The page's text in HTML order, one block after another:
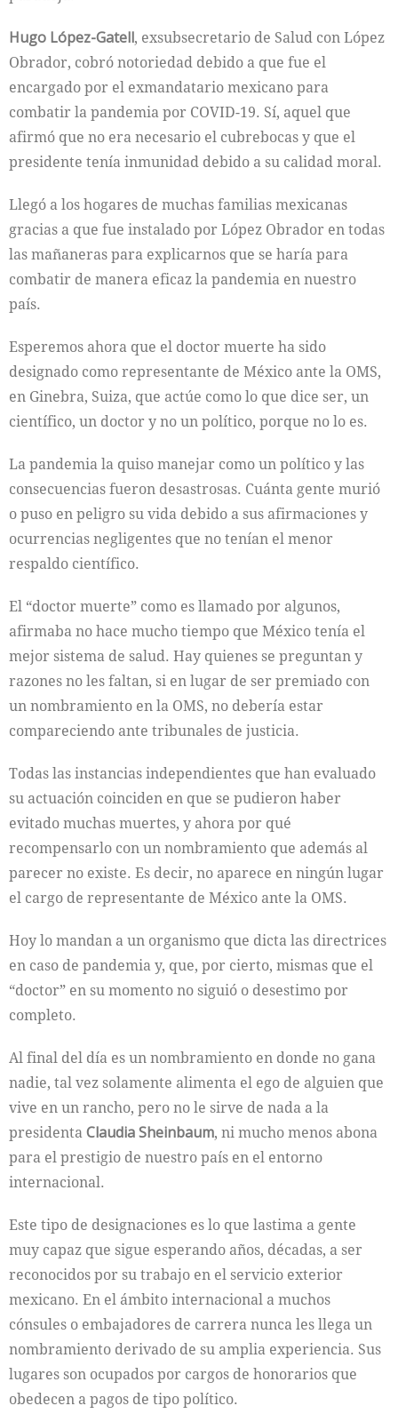
Hugo López-Gatell, exsubsecretario de Salud con López
Obrador, cobró notoriedad debido a que fue el
encargado por el exmandatario mexicano para
combatir la pandemia por COVID-19. Sí, aquel que
afirmó que no era necesario el cubrebocas y que el
presidente tenía inmunidad debido a su calidad moral.
Llegó a los hogares de muchas familias mexicanas
gracias a que fue instalado por López Obrador en todas
las mañaneras para explicarnos que se haría para
combatir de manera eficaz la pandemia en nuestro
país.
Esperemos ahora que el doctor muerte ha sido
designado como representante de México ante la OMS,
en Ginebra, Suiza, que actúe como lo que dice ser, un
científico, un doctor y no un político, porque no lo es.
La pandemia la quiso manejar como un político y las
consecuencias fueron desastrosas. Cuánta gente murió
o puso en peligro su vida debido a sus afirmaciones y
ocurrencias negligentes que no tenían el menor
respaldo científico.
El “doctor muerte” como es llamado por algunos,
afirmaba no hace mucho tiempo que México tenía el
mejor sistema de salud. Hay quienes se preguntan y
razones no les faltan, si en lugar de ser premiado con
un nombramiento en la OMS, no debería estar
compareciendo ante tribunales de justicia.
Todas las instancias independientes que han evaluado
su actuación coinciden en que se pudieron haber
evitado muchas muertes, y ahora por qué
recompensarlo con un nombramiento que además al
parecer no existe. Es decir, no aparece en ningún lugar
el cargo de representante de México ante la OMS.
Hoy lo mandan a un organismo que dicta las directrices
en caso de pandemia y, que, por cierto, mismas que el
“doctor” en su momento no siguió o desestimo por
completo.
Al final del día es un nombramiento en donde no gana
nadie, tal vez solamente alimenta el ego de alguien que
vive en un rancho, pero no le sirve de nada a la
presidentaClaudia Sheinbaum, ni mucho menos abona
para el prestigio de nuestro país en el entorno
internacional.
Este tipo de designaciones es lo que lastima a gente
muy capaz que sigue esperando años, décadas, a ser
reconocidos por su trabajo en el servicio exterior
mexicano. En el ámbito internacional a muchos
cónsules o embajadores de carrera nunca les llega un
nombramiento derivado de su amplia experiencia. Sus
lugares son ocupados por cargos de honorarios que
obedecen a pagos de tipo político.